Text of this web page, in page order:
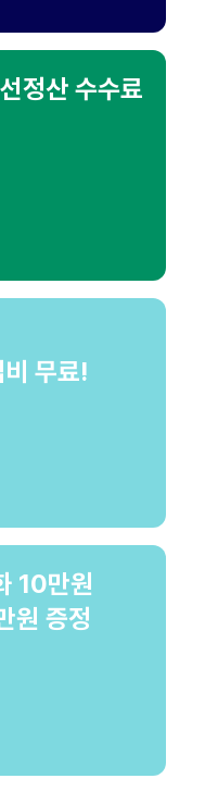
정산 수수료
무료!
10만원
원 증정